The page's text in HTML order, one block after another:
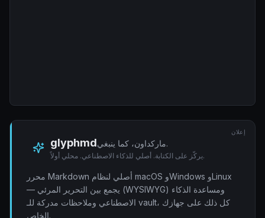
إعلان
glyphmd ماركداون، كما ينبغي.
يركّز على الكتابة. أصلي للذكاء الاصطناعي. محلي أولاً.
محرر Markdown أصلي لنظام macOS وWindows وLinux
— يجمع بين التحرير المرئي (WYSIWYG) ومساعدة الذكاء
الاصطناعي وملاحظات مدركة للـ vault، كل ذلك على جهازك
الخاص.